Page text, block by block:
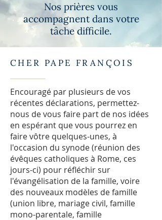
Nos prières vous
accompagnent dans votre
tâche difficile.
CHER PAPE FRANÇOIS
Encouragé par plusieurs de vos
récentes déclarations, permettez-
nous de vous faire part de nos idées
en espérant que vous pourrez en
faire vôtre quelques-unes, à
l'occasion du synode (réunion des
évêques catholiques à Rome, ces
jours-ci) pour réfléchir sur
l'évangélisation de la famille, voire
des nouveaux modèles de famille
(union libre, mariage civil, famille
mono-parentale, famille